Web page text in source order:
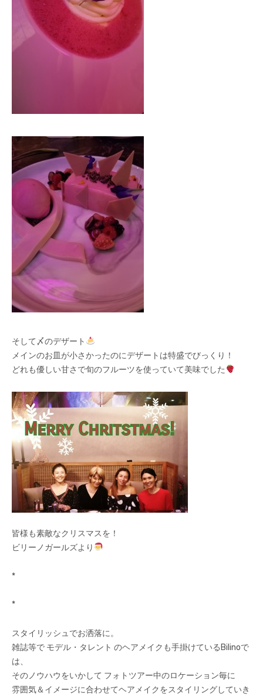
そして〆のデザート
メインのお皿が小さかったのにデザートは特盛でびっくり！
どれも優しい甘さで旬のフルーツを使っていて美味でした
皆様も素敵なクリスマスを！
ビリーノガールズより
*
*
スタイリッシュでお洒落に。
雑誌等で モデル・タレント のヘアメイクも手掛けているBilinoで
は、
そのノウハウをいかして フォトツアー中のロケーション毎に
雰囲気＆イメージに合わせてヘアメイクをスタイリングしていき